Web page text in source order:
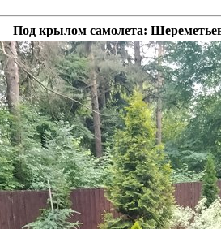
Под крылом самолета: